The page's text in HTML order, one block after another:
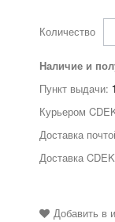
Количество
Наличие и
Пункт выдачи: 1
Курьером
Доставка
Доставка CDEK
Добавить в